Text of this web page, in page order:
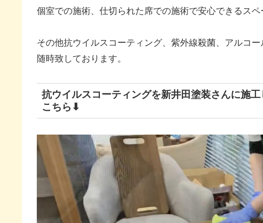
個室での施術、仕切られた席での施術で安心できるスペ
その他抗ウイルスコーティング、紫外線殺菌、アルコ
随時致しております。
抗ウイルスコーティングを新井田塗装さんに施
こちら⬇︎